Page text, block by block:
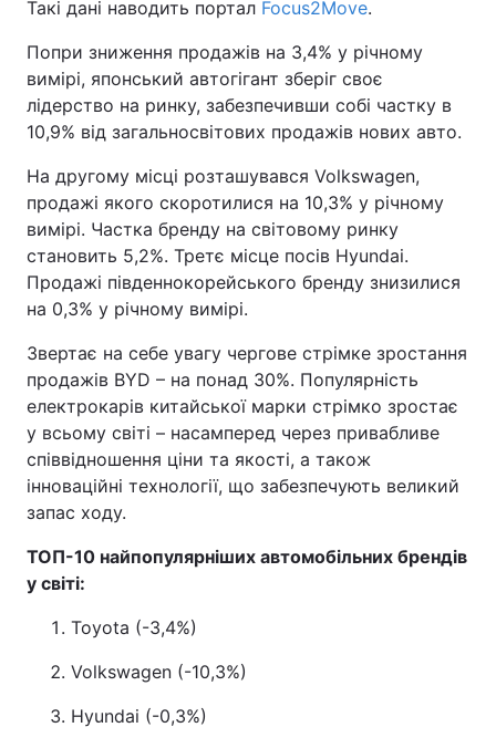
Такі дані наводить портал Focus2Move.
Попри зниження продажів на 3,4% у річному
вимірі, японський автогігант зберіг своє
лідерство на ринку, забезпечивши собі частку в
10,9% від загальносвітових продажів нових авто.
На другому місці розташувався Volkswagen,
продажі якого скоротилися на 10,3% у річному
вимірі. Частка бренду на світовому ринку
становить 5,2%. Третє місце посів Hyundai.
Продажі південнокорейського бренду знизилися
на 0,3% у річному вимірі.
Звертає на себе увагу чергове стрімке зростання
продажів BYD – на понад 30%. Популярність
електрокарів китайської марки стрімко зростає
у всьому світі – насамперед через привабливе
співвідношення ціни та якості, а також
інноваційні технології, що забезпечують великий
запас ходу.
ТОП-10 найпопулярніших автомобільних брендів
у світі:
Toyota (-3,4%)
Volkswagen (-10,3%)
Hyundai (-0,3%)